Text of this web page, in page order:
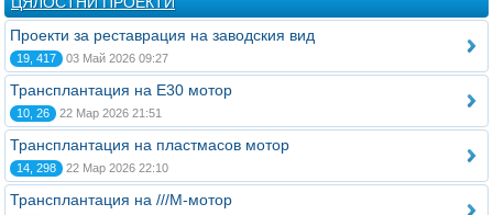
Проекти за реставрация на заводския вид
19, 417 03 Май 2026 09:27
Трансплантация на Е30 мотор
10, 26 22 Мар 2026 21:51
Трансплантация на пластмасов мотор
14, 298 22 Мар 2026 22:10
Трансплантация на ///М-мотор